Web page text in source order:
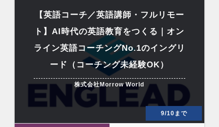
【英語コーチ／英語講師・フルリモー
ト】AI時代の英語教育をつくる｜オン
ライン英語コーチングNo.1のイングリ
ード（コーチング未経験OK）
株式会社Morrow World
9/10まで